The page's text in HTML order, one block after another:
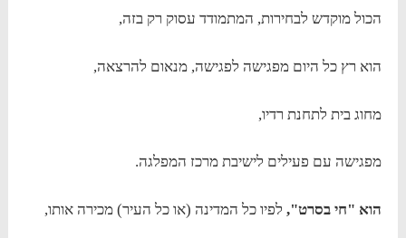
הכול מוקדש לבחירות, המתמודד עסוק רק בזה,
הוא רץ כל היום מפגישה לפגישה, מנאום להרצאה,
מחוג בית לתחנת רדיו,
מפגישה עם פעילים לישיבת מרכז המפלגה.
הוא "חי בסרט", לפיו כל המדינה (או כל העיר) מכירה אותו,